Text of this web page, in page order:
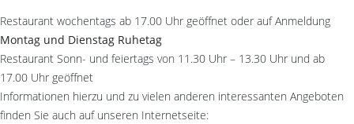
Restaurant wochentags ab 17.00 Uhr geöffnet oder auf Anmeldung
Montag und Dienstag Ruhetag
Restaurant Sonn- und feiertags von 11.30 Uhr – 13.30 Uhr und ab
17.00 Uhr geöffnet
Informationen hierzu und zu vielen anderen interessanten Angeboten
finden Sie auch auf unseren Internetseite: